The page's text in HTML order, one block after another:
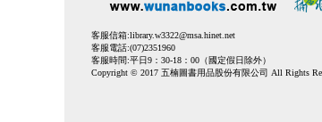
客服信箱:library.w3322@msa.hinet.net
客服電話:(07)2351960
客服時間:平日9：30-18：00（國定假日除外）
Copyright © 2017 五楠圖書用品股份有限公司 All Rights